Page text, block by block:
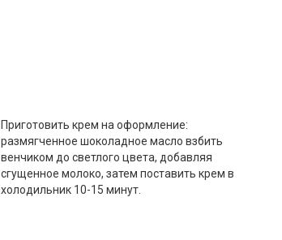
Приготовить крем на оформление:
размягченное шоколадное масло взбить
венчиком до светлого цвета, добавляя
сгущенное молоко, затем поставить крем в
холодильник 10-15 минут.